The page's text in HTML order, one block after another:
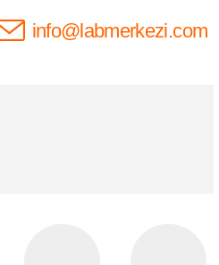
info@labmerkezi.com